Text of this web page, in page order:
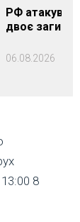
РФ
двоє
06.08.2026
8